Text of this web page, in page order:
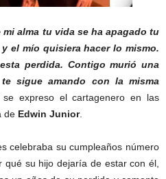
alma tu vida se ha apagado tu
el mío quisiera hacer lo mismo.
perdida. Contigo murió una
sigue amando con la misma
expreso el cartagenero en las
de Edwin Junior.
celebraba su cumpleaños número
su hijo dejaría de estar con él,